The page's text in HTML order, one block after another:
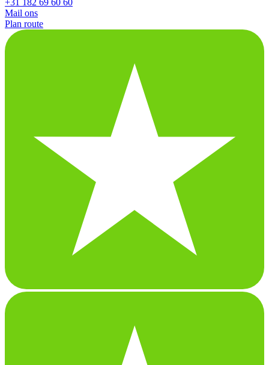
+31 182 69 60 60
Mail ons
Plan route